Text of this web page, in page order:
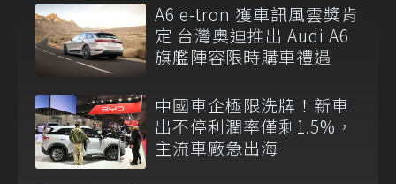
A6 e-tron 獲車訊風雲獎肯
定 台灣奧迪推出 Audi A6
旗艦陣容限時購車禮遇
中國車企極限洗牌！新車
出不停利潤率僅剩1.5%，
主流車廠急出海